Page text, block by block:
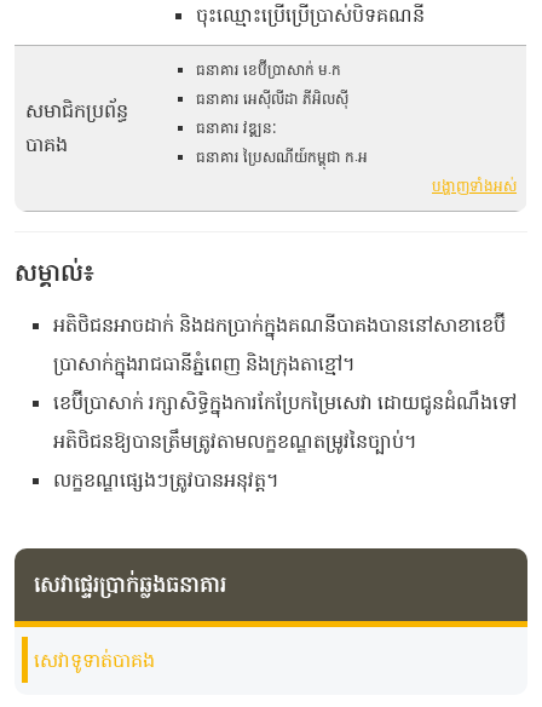
ចុះឈ្មោះប្រើប្រើប្រាស់បិទគណនី
សមាជិកប្រព័ន្ធ
បាគង
ធនាគារ ខេប៊ីប្រាសាក់ ម.ក
ធនាគារ អេស៊ីលីដា ភីអិលស៊ី
ធនាគារ វឌ្ឍនៈ
ធនាគារ ប្រៃសណីយ៍កម្ពុជា ក.អ
បង្ហាញទាំងអស់
សម្គាល់៖
អតិថិជនអាចដាក់ និងដកប្រាក់ក្នុងគណនីបាគងបាននៅសាខាខេប៊ី
ប្រាសាក់ក្នុងរាជធានីភ្នំពេញ និងក្រុងតាខ្មៅ។
ខេប៊ីប្រាសាក់ ​រក្សា​សិទ្ធិ​ក្នុង​ការ​កែ​ប្រែ​កម្រៃ​សេវា​ ដោយ​ជូន​ដំណឹង​ទៅ​
អតិ​ថិជន​ឱ្យ​បាន​ត្រឹម​ត្រូវ​តាម​លក្ខ​ខណ្ឌ​តម្រូវ​នៃច្បាប់។
លក្ខខណ្ឌផ្សេងៗត្រូវបានអនុវត្ត។
សេវាផ្ទេរប្រាក់ឆ្លងធនាគារ
សេវាទូទាត់បាគង